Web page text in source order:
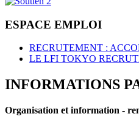
ESPACE EMPLOI
RECRUTEMENT :
LE LFI TOKYO
INFORMATIONS
Organisation et information -